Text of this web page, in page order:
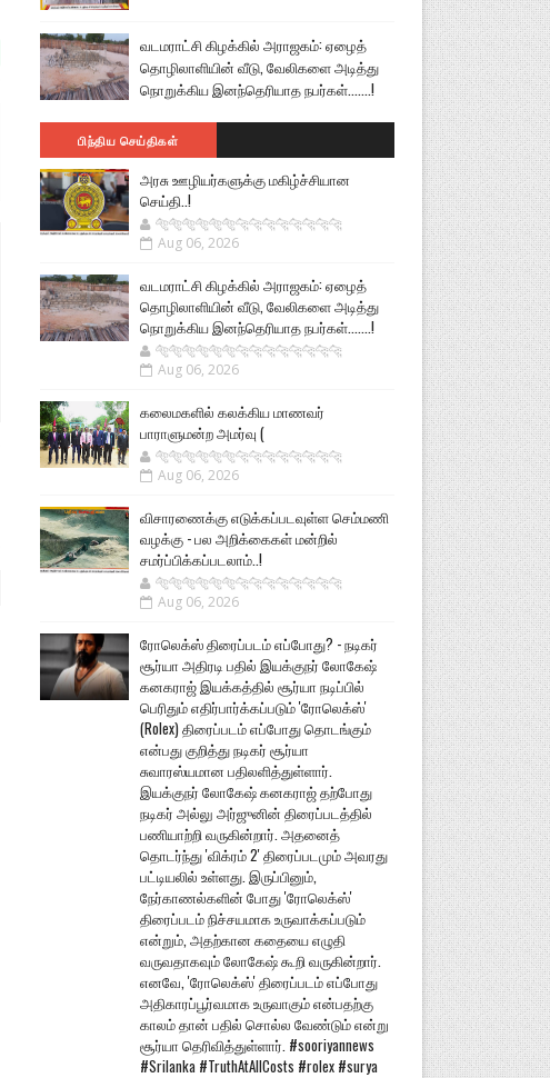
வடமராட்சி கிழக்கில் அராஜகம்: ஏழைத்
தொழிலாளியின் வீடு, வேலிகளை அடித்து
நொறுக்கிய இனந்தெரியாத நபர்கள்.......!
பிந்திய செய்திகள்
அரசு ஊழியர்களுக்கு மகிழ்ச்சியான
செய்தி..!
🐅🐅🐅🐅🐅🐅🐆🐆🐆🐆🐆🐆🐆🐆
Aug 06, 2026
வடமராட்சி கிழக்கில் அராஜகம்: ஏழைத்
தொழிலாளியின் வீடு, வேலிகளை அடித்து
நொறுக்கிய இனந்தெரியாத நபர்கள்.......!
🐅🐅🐅🐅🐅🐅🐆🐆🐆🐆🐆🐆🐆🐆
Aug 06, 2026
கலைமகளில் கலக்கிய மாணவர்
பாராளுமன்ற அமர்வு (
🐅🐅🐅🐅🐅🐅🐆🐆🐆🐆🐆🐆🐆🐆
Aug 06, 2026
விசாரணைக்கு எடுக்கப்படவுள்ள செம்மணி
வழக்கு - பல அறிக்கைகள் மன்றில்
சமர்ப்பிக்கப்படலாம்..!
🐅🐅🐅🐅🐅🐅🐆🐆🐆🐆🐆🐆🐆🐆
Aug 06, 2026
ரோலெக்ஸ் திரைப்படம் எப்போது? - நடிகர்
சூர்யா அதிரடி பதில் இயக்குநர் லோகேஷ்
கனகராஜ் இயக்கத்தில் சூர்யா நடிப்பில்
பெரிதும் எதிர்பார்க்கப்படும் 'ரோலெக்ஸ்'
(Rolex) திரைப்படம் எப்போது தொடங்கும்
என்பது குறித்து நடிகர் சூர்யா
சுவாரஸ்யமான பதிலளித்துள்ளார்.
இயக்குநர் லோகேஷ் கனகராஜ் தற்போது
நடிகர் அல்லு அர்ஜுனின் திரைப்படத்தில்
பணியாற்றி வருகின்றார். அதனைத்
தொடர்ந்து 'விக்ரம் 2' திரைப்படமும் அவரது
பட்டியலில் உள்ளது. இருப்பினும்,
நேர்காணல்களின் போது 'ரோலெக்ஸ்'
திரைப்படம் நிச்சயமாக உருவாக்கப்படும்
என்றும், அதற்கான கதையை எழுதி
வருவதாகவும் லோகேஷ் கூறி வருகின்றார்.
எனவே, 'ரோலெக்ஸ்' திரைப்படம் எப்போது
அதிகாரப்பூர்வமாக உருவாகும் என்பதற்கு
காலம் தான் பதில் சொல்ல வேண்டும் என்று
சூர்யா தெரிவித்துள்ளார். #sooriyannews
#Srilanka #TruthAtAllCosts #rolex #surya